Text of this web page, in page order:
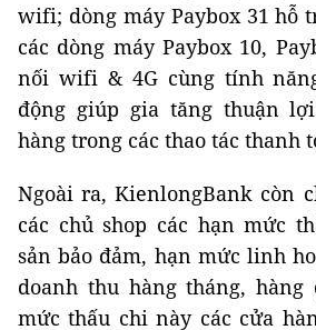
wifi; dòng máy Paybox 31 hỗ
các dòng máy Paybox 10,
nối wifi & 4G cùng tính
động giúp gia tăng thuận
hàng trong các thao tác thanh
Ngoài ra, KienlongBank còn
các chủ shop các hạn mức
sản bảo đảm, hạn mức linh
doanh thu hàng tháng, hàng
mức thấu chi này các cửa